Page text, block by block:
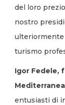
del loro
nostro
turismo
Igor Fedele,
entusiasti di